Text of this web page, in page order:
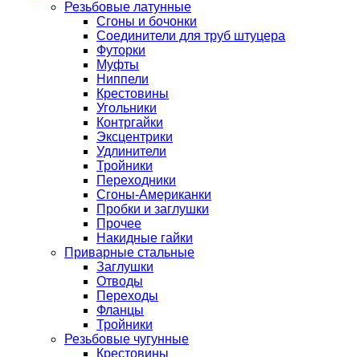
Резьбовые латунные
Сгоны и бочонки
Соединители для труб штуцера
Футорки
Муфты
Ниппели
Крестовины
Угольники
Контргайки
Эксцентрики
Удлинители
Тройники
Переходники
Сгоны-Американки
Пробки и заглушки
Прочее
Накидные гайки
Приварные стальные
Заглушки
Отводы
Переходы
Фланцы
Тройники
Резьбовые чугунные
Крестовины